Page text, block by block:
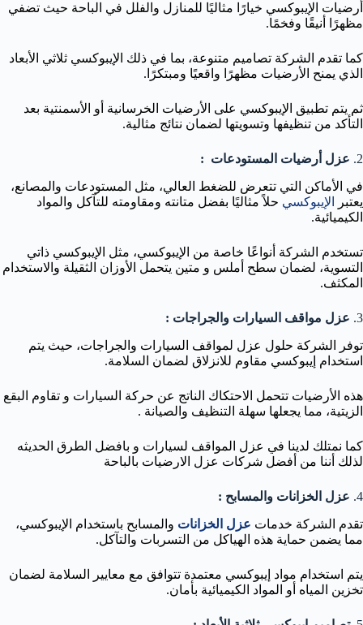
أرضيات الإيبوكسي خيارًا مثاليًا للمنازل والفلل في الباحة حيث تضفي
مظهرًا أنيقًا وفخمًا.
كما تقدم الشركة تصاميم متنوعة، بما في ذلك الإيبوكسي ثلاثي الأبعاد
الذي يمنح الأرضيات مظهرًا واقعيًا ومبتكرًا.
ثم يتم تطبيق الإيبوكسي على الأرضيات الخرسانية أو الأسمنتية بعد
التأكد من تنظيفها وتسويتها لضمان نتائج مثالية.
2. عزل أرضيات المستودعات :
في الأماكن التي تتعرض للضغط العالي، مثل المستودعات والمصانع،
يعتبر
الإيبوكسي حلاً مثاليًا بفضل متانته ومقاومته للتآكل والمواد
الكيميائية.
تستخدم الشركة أنواعًا خاصة من الإيبوكسي، مثل الإيبوكسي ذاتي
التسوية، لضمان سطح أملس و متين يتحمل الأوزان الثقيلة والاستخدام
المكثف.
3. عزل مواقف السيارات والجراجات :
توفر الشركة حلول عزل لمواقف السيارات والجراجات، حيث يتم
استخدام إيبوكسي مقاوم للانزلاق لضمان السلامة.
هذه الأرضيات تتحمل الاحتكاك الناتج عن حركة السيارات و تقاوم البقع
الزيتية، مما يجعلها سهلة التنظيف والصيانة .
كما نمتلك لدينا في عزل المواقف لسيارات و بافضل الطرق الحديثه
لذلك أننا من أفضل شركات عزل الارضيات بالباحة
4. عزل الخزانات والمسابح :
تقدم الشركة خدمات عزل الخزانات والمسابح باستخدام الإيبوكسي،
مما يضمن حماية هذه الهياكل من التسربات والتآكل.
يتم استخدام مواد إيبوكسي معتمدة تتوافق مع معايير السلامة لضمان
تخزين المياه أو المواد الكيميائية بأمان.